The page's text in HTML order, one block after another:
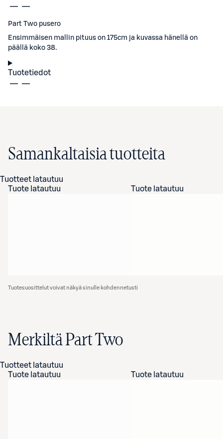
Part Two pusero
Ensimmäisen mallin pituus on 175cm ja kuvassa hänellä on
päällä koko 38.
Tuotetiedot
Samankaltaisia tuotteita
Tuotteet latautuu
Tuote latautuu
Tuote latautuu
Tuotesuosittelut voivat näkyä sinulle kohdennetusti
Merkiltä Part Two
Tuotteet latautuu
Tuote latautuu
Tuote latautuu